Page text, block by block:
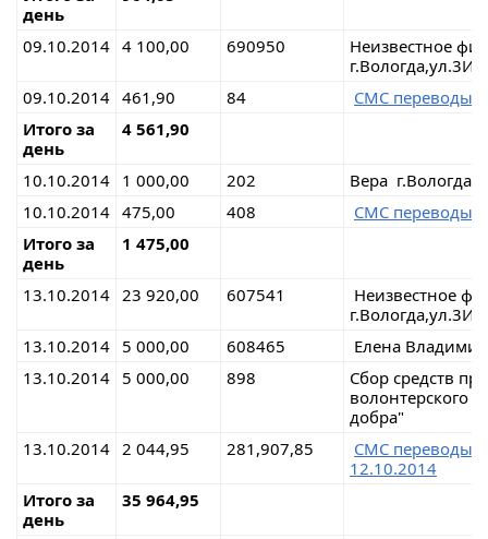
день
09.10.2014 4 100,00 690950
Неизвестное
09.10.2014 461,90 84
СМС переводы
Итого за
день
4 561,90
10.10.2014 1 000,00 202
Вера г.Вологда
10.10.2014 475,00 408
СМС переводы
Итого за
день
1 475,00
13.10.2014 23 920,00 607541
Неизвестное
13.10.2014
5 000,00 608465
Елена
13.10.2014
5 000,00 898
Сбор средств
волонтерского
добра"
13.10.2014 2 044,95 281,907,85
СМС переводы
12.10.2014
Итого за
день
35 964,95